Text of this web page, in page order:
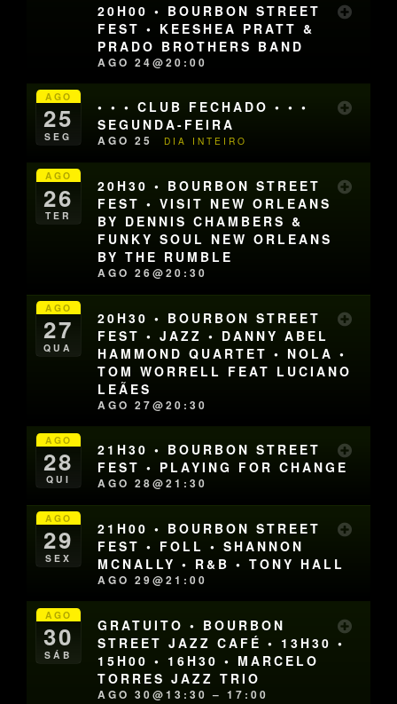
20H00 • BOURBON STREET
FEST • KEESHEA PRATT &
PRADO BROTHERS BAND
AGO 24@20:00
AGO
25
SEG
• • • CLUB FECHADO • • •
SEGUNDA-FEIRA
AGO 25 DIA INTEIRO
AGO
26
TER
20H30 • BOURBON STREET
FEST • VISIT NEW ORLEANS
BY DENNIS CHAMBERS &
FUNKY SOUL NEW ORLEANS
BY THE RUMBLE
AGO 26@20:30
AGO
27
QUA
20H30 • BOURBON STREET
FEST • JAZZ • DANNY ABEL
HAMMOND QUARTET • NOLA •
TOM WORRELL FEAT LUCIANO
LEÃES
AGO 27@20:30
AGO
28
QUI
21H30 • BOURBON STREET
FEST • PLAYING FOR CHANGE
AGO 28@21:30
AGO
29
SEX
21H00 • BOURBON STREET
FEST • FOLL • SHANNON
MCNALLY • R&B • TONY HALL
AGO 29@21:00
AGO
30
SÁB
GRATUITO • BOURBON
STREET JAZZ CAFÉ • 13H30 •
15H00 • 16H30 • MARCELO
TORRES JAZZ TRIO
AGO 30@13:30 – 17:00